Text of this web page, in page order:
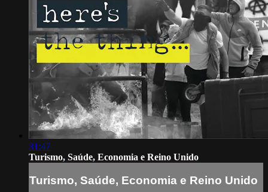
31:47
Turismo, Saúde, Economia e Reino Unido
Turismo, Saúde, Economia e Reino Unido